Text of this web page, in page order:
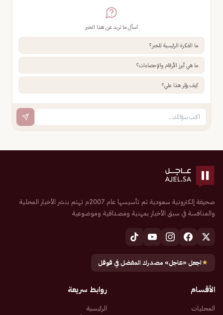
اسأل ما تريد عن هذا الخبر
ما الفكرة الرئيسية للخبر؟
ما هي أبرز الأرقام والإحصاءات؟
كيف يؤثر هذا علي؟
صحيفة إلكترونية سعودية تم تأسيسها عام 2007م تهتم بنشر الأخبار المحلية
والمنافسة في سبق الأخبار بمهنية ومصداقية وموضوعية
★اجعل «عاجل» مصدرك المفضل في قوقل
الأقسام
المحليات
روابط سريعة
الرئيسية